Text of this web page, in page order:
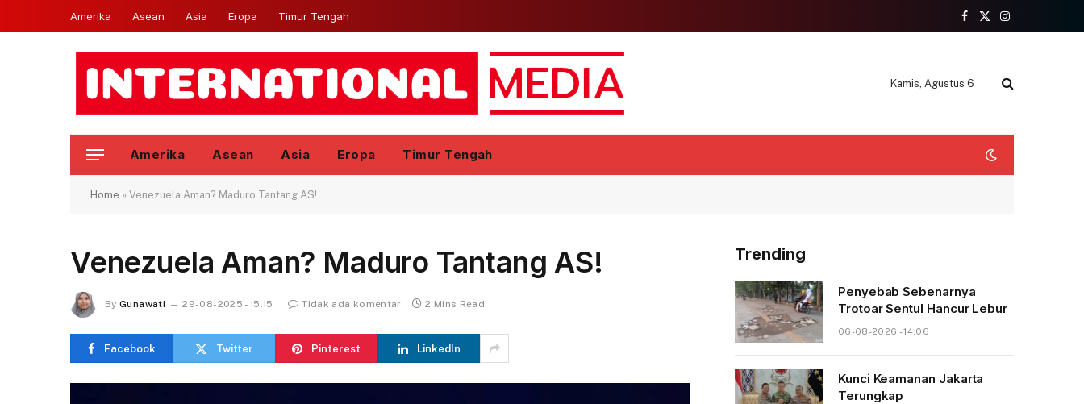
Amerika Asean Asia Eropa Timur Tengah
Facebook
X
Instagram
Kamis, Agustus 6
Amerika Asean Asia Eropa Timur Tengah
Home » Venezuela Aman? Maduro Tantang AS!
Venezuela Aman? Maduro Tantang AS!
By Gunawati 29-08-2025 - 15.15 Tidak ada komentar 2 Mins Read
Facebook Twitter Pinterest LinkedIn
Trending
Penyebab Sebenarnya
Trotoar Sentul Hancur Lebur
06-08-2026 - 14.06
Kunci Keamanan Jakarta
Terungkap